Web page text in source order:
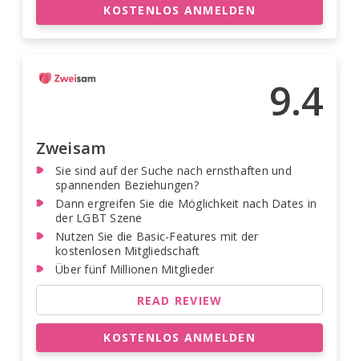
KOSTENLOS ANMELDEN
9.4
Zweisam
Sie sind auf der Suche nach ernsthaften und
spannenden Beziehungen?
Dann ergreifen Sie die Möglichkeit nach Dates in
der LGBT Szene
Nutzen Sie die Basic-Features mit der
kostenlosen Mitgliedschaft
Über fünf Millionen Mitglieder
READ REVIEW
KOSTENLOS ANMELDEN